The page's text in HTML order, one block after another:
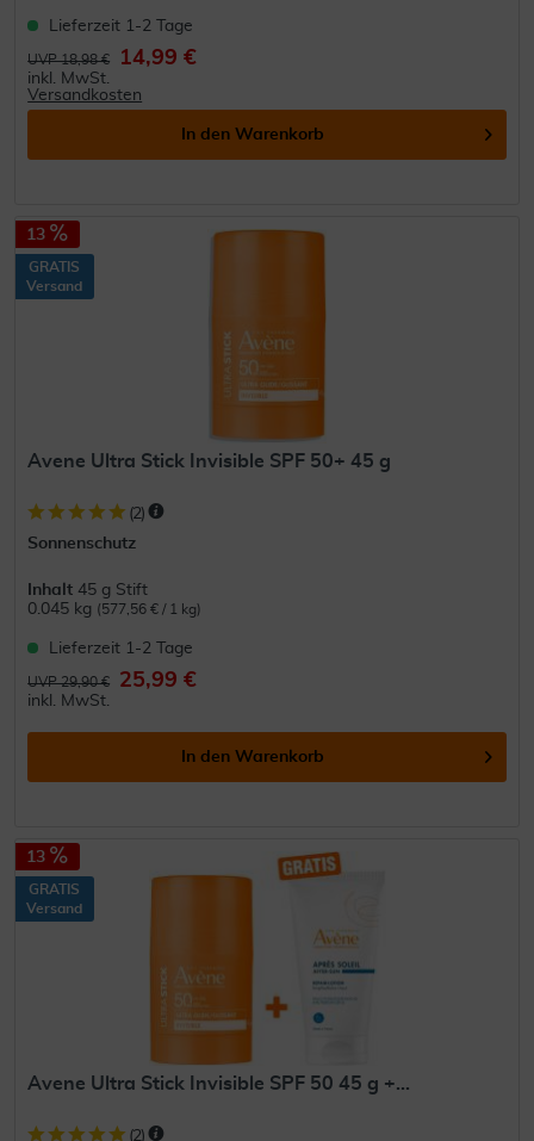
Lieferzeit 1-2 Tage
UVP 18,98 € 14,99 €
inkl. MwSt.
Versandkosten
In den Warenkorb
13
GRATIS
Versand
Avene Ultra Stick Invisible SPF 50+ 45 g
(2)
Sonnenschutz
Inhalt 45 g Stift
0.045 kg (577,56 € / 1 kg)
Lieferzeit 1-2 Tage
UVP 29,90 € 25,99 €
inkl. MwSt.
In den Warenkorb
13
GRATIS
Versand
Avene Ultra Stick Invisible SPF 50 45 g +...
(2)